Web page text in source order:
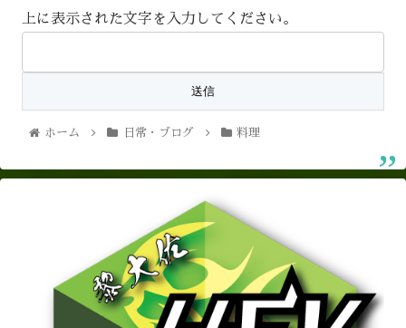
上に表示された文字を入力してください。
ホーム 日常・ブログ 料理